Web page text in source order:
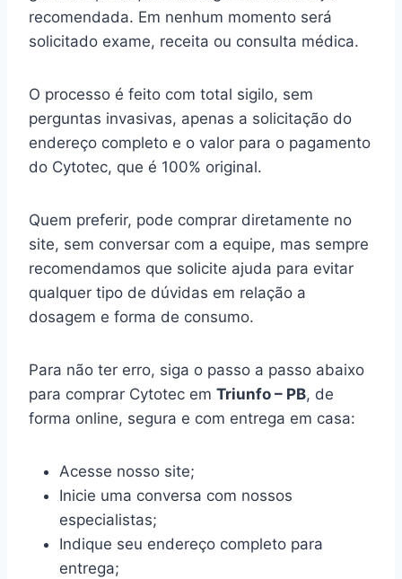
recomendada. Em nenhum momento será
solicitado exame, receita ou consulta médica.
O processo é feito com total sigilo, sem
perguntas invasivas, apenas a solicitação do
endereço completo e o valor para o pagamento
do Cytotec, que é 100% original.
Quem preferir, pode comprar diretamente no
site, sem conversar com a equipe, mas sempre
recomendamos que solicite ajuda para evitar
qualquer tipo de dúvidas em relação a
dosagem e forma de consumo.
Para não ter erro, siga o passo a passo abaixo
para comprar Cytotec em Triunfo – PB, de
forma online, segura e com entrega em casa:
Acesse nosso site;
Inicie uma conversa com nossos
especialistas;
Indique seu endereço completo para
entrega;